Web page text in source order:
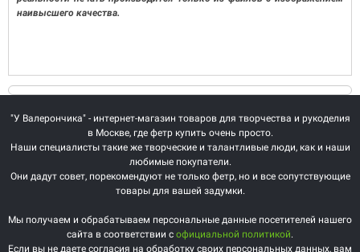
наивысшего качества.
"У Валерончика" - интернет-магазин товаров для творчества и рукоделия
в Москве, где фетр купить очень просто.
Наши специалисты такие же творческие и талантливые люди, как и наши
любимые покупатели.
Они дадут совет, порекомендуют не только фетр, но и все сопутствующие
товары для вашей задумки.
Мы получаем и обрабатываем персональные данные посетителей нашего
сайта в соответствии с официальной политикой.
Если вы не даете согласия на обработку своих персональных данных, вам